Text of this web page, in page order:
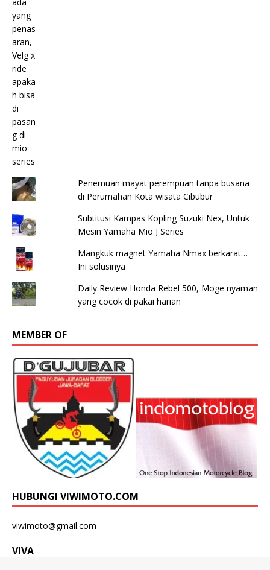
Penemuan mayat perempuan tanpa busana
di Perumahan Kota wisata Cibubur
Subtitusi Kampas Kopling Suzuki Nex, Untuk
Mesin Yamaha Mio J Series
Mangkuk magnet Yamaha Nmax berkarat…
Ini solusinya
Daily Review Honda Rebel 500, Moge nyaman
yang cocok di pakai harian
MEMBER OF
HUBUNGI VIWIMOTO.COM
viwimoto@gmail.com
VIVA